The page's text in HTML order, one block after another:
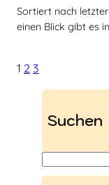
Sortiert nach
einen Blick gibt es
1 2 3
Suchen
u